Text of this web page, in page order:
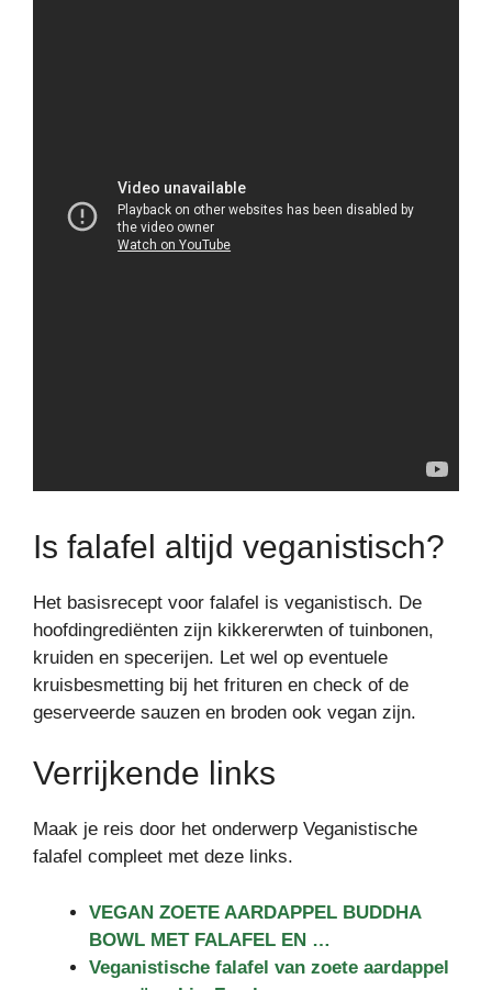
Is falafel altijd veganistisch?
Het basisrecept voor falafel is veganistisch. De
hoofdingrediënten zijn kikkererwten of tuinbonen,
kruiden en specerijen. Let wel op eventuele
kruisbesmetting bij het frituren en check of de
geserveerde sauzen en broden ook vegan zijn.
Verrijkende links
Maak je reis door het onderwerp Veganistische
falafel compleet met deze links.
VEGAN ZOETE AARDAPPEL BUDDHA
BOWL MET FALAFEL EN …
Veganistische falafel van zoete aardappel